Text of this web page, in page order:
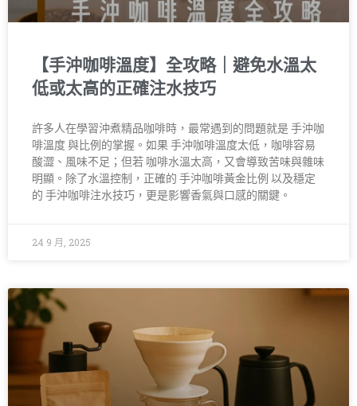
【手沖咖啡溫度】全攻略｜避免水溫太
低或太高的正確注水技巧
許多人在學習沖煮精品咖啡時，最常遇到的問題就是 手沖咖
啡溫度 與比例的掌握。如果 手沖咖啡溫度太低，咖啡容易
酸澀、風味不足；但若 咖啡水溫太高，又會導致苦味與雜味
明顯。除了水溫控制，正確的 手沖咖啡黃金比例 以及穩定
的 手沖咖啡注水技巧，更是影響香氣與口感的關鍵。
24 9 月, 2025